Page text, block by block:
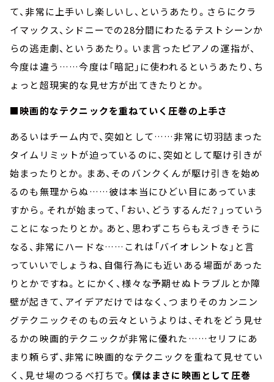
て、非常に上手いし楽しいし、というあたり。さらにクラ
イマックス、シドニーでの28分間にわたるテストシーンか
らの逃走劇、というあたり。いま言ったピアノの運指が、
今度は違う……今度は「暗記」に使われるというあたり、ち
ょっと超現実的な見せ方が出てきたりとか。
■映画的なテクニックを重ねていく圧巻の上手さ
あるいはチーム内で、突如として……非常に切羽詰まった
タイムリミットが迫っているのに、突如として駆け引きが
始まったりとか。まあ、そのバンクくんが駆け引きを始め
るのも無理からぬ……彼は本当にひどい目にあっていま
すから。それが始まって、「おい、どうするんだ？」っていう
ことになったりとか。あと、思わずこちらもえづきそうに
なる、非常にハードな……これは「バイオレントな」と言
っていいでしょうね、自傷行為にも近いある場面があった
りとかですね。とにかく、様々な予期せぬトラブルとか障
壁が起きて、アイデアだけではなく、つまりそのカンニン
グテクニックそのもの云々というよりは、それをどう見せ
るかの映画的テクニックが非常に優れた……セリフにあ
まり頼らず、非常に映画的なテクニックを重ねて見せてい
く、見せ場のつるべ打ちで。 僕はまさに映画として圧巻